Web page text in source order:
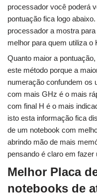
processador você poderá
pontuação fica logo
processador a mostra
melhor para quem utiliza o
Quanto maior a
este método porque a
numeração confundem os
com mais GHz é o mais
com final H é o mais
isto esta informação fica
de um notebook com
abrindo mão de mais
pensando é claro em
Melhor Placa
notebooks de